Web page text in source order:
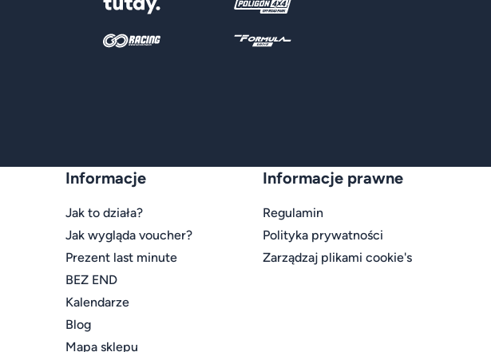
Informacje
Jak to działa?
Jak wygląda voucher?
Prezent last minute
BEZ END
Kalendarze
Blog
Mapa sklepu
Informacje prawne
Regulamin
Polityka prywatności
Zarządzaj plikami cookie's